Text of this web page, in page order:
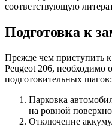
соответствующую
Подготовка к
Прежде чем приступить
Peugeot 206, необходимо
подготовительных шагов:
Парковка
на ровной
Отключение